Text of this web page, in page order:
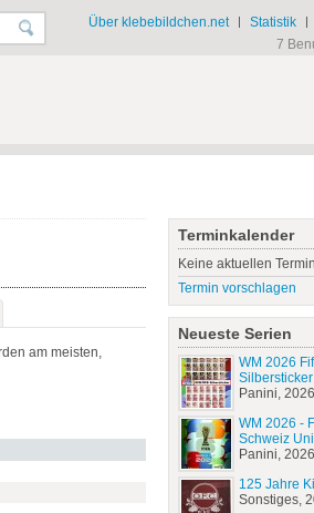
Über klebebildchen.net | Statistik |
7
am meisten,
Terminkalender
Keine aktuellen
Termin vorschlagen
Neueste Serien
WM 2026
Panini, 2026
WM 2026 -
Schweiz
Panini, 2026
125 Jahre
Sonstiges,